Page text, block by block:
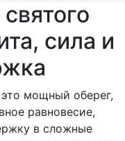
сила и
это мощный оберег,
равновесие,
в сложные